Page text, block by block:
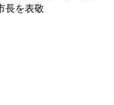
長を表敬